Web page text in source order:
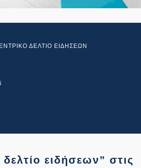
ΔΕΛΤΙΟ ΕΙΔΗΣΕΩΝ
δελτίο ειδήσεων” στις